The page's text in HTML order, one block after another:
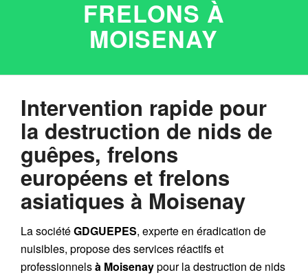
FRELONS À
MOISENAY
Intervention rapide pour
la destruction de nids de
guêpes, frelons
européens et frelons
asiatiques à Moisenay
La sociétéGDGUEPES, experte en éradication de
nuisibles, propose des services réactifs et
professionnelsà Moisenaypour la destruction de nids